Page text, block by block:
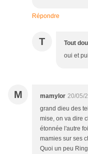
Répondre
T Tout
oui et
M mamylor 20/05/
grand dieu des
mise, on va dire
étonnée l'autre
mamies sur ses
Quoi un peu